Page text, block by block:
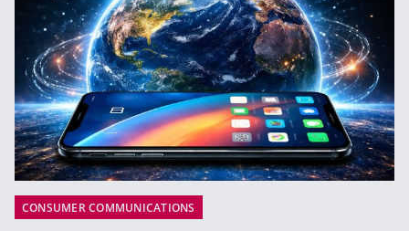
CONSUMER COMMUNICATIONS